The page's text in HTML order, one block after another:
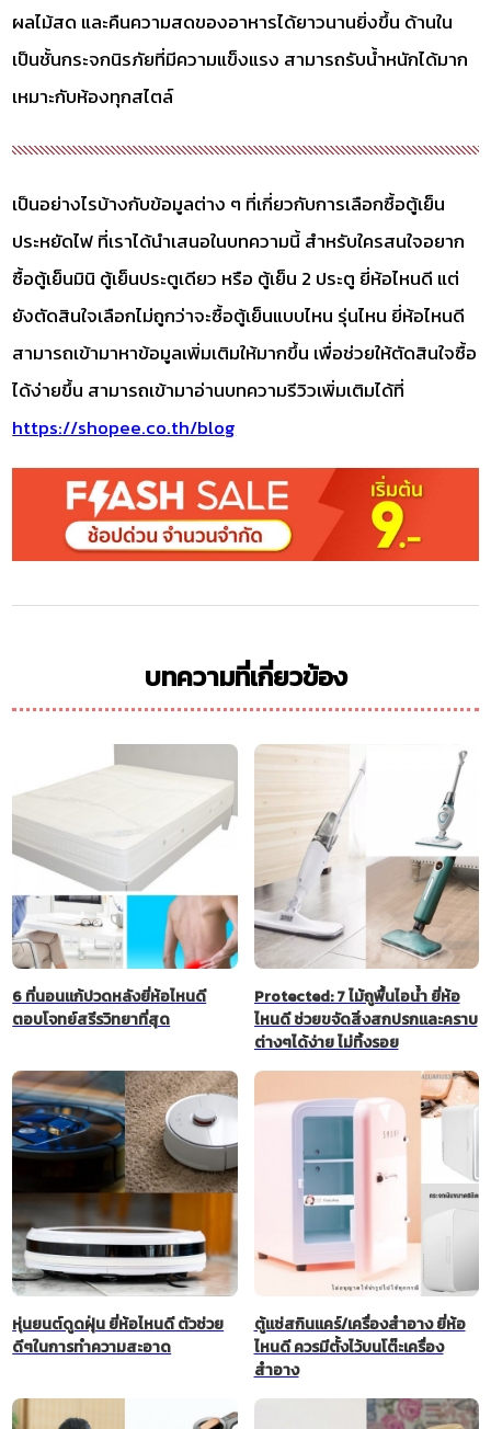
ผลไม้สด และคืนความสดของอาหารได้ยาวนานยิ่งขึ้น ด้านใน
เป็นชั้นกระจกนิรภัยที่มีความแข็งแรง สามารถรับน้ำหนักได้มาก
เหมาะกับห้องทุกสไตล์
เป็นอย่างไรบ้างกับข้อมูลต่าง ๆ ที่เกี่ยวกับการเลือกซื้อตู้เย็น
ประหยัดไฟ ที่เราได้นำเสนอในบทความนี้ สำหรับใครสนใจอยาก
ซื้อตู้เย็นมินิ ตู้เย็นประตูเดียว หรือ ตู้เย็น 2 ประตู ยี่ห้อไหนดี แต่
ยังตัดสินใจเลือกไม่ถูกว่าจะซื้อตู้เย็นแบบไหน รุ่นไหน ยี่ห้อไหนดี
สามารถเข้ามาหาข้อมูลเพิ่มเติมให้มากขึ้น เพื่อช่วยให้ตัดสินใจซื้อ
ได้ง่ายขึ้น สามารถเข้ามาอ่านบทความรีวิวเพิ่มเติมได้ที่
https://shopee.co.th/blog
บทความที่เกี่ยวข้อง
6 ที่นอนแก้ปวดหลังยี่ห้อไหนดี
ตอบโจทย์สรีรวิทยาที่สุด
Protected: 7 ไม้ถูพื้นไอน้ำ ยี่ห้อ
ไหนดี ช่วยขจัดสิ่งสกปรกและคราบ
ต่างๆได้ง่าย ไม่ทิ้งรอย
หุ่นยนต์ดูดฝุ่น ยี่ห้อไหนดี ตัวช่วย
ดีๆในการทำความสะอาด
ตู้แช่สกินแคร์/เครื่องสำอาง ยี่ห้อ
ไหนดี ควรมีตั้งไว้บนโต๊ะเครื่อง
สำอาง